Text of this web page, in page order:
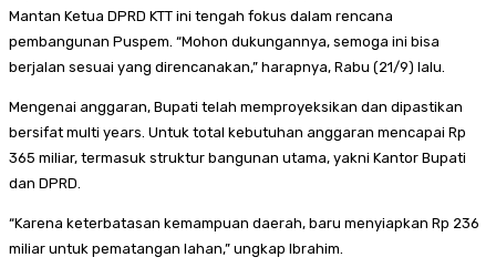
Mantan Ketua DPRD KTT ini tengah fokus dalam rencana
pembangunan Puspem. “Mohon dukungannya, semoga ini bisa
berjalan sesuai yang direncanakan,” harapnya, Rabu (21/9) lalu.
Mengenai anggaran, Bupati telah memproyeksikan dan dipastikan
bersifat multi years. Untuk total kebutuhan anggaran mencapai Rp
365 miliar, termasuk struktur bangunan utama, yakni Kantor Bupati
dan DPRD.
“Karena keterbatasan kemampuan daerah, baru menyiapkan Rp 236
miliar untuk pematangan lahan,” ungkap Ibrahim.